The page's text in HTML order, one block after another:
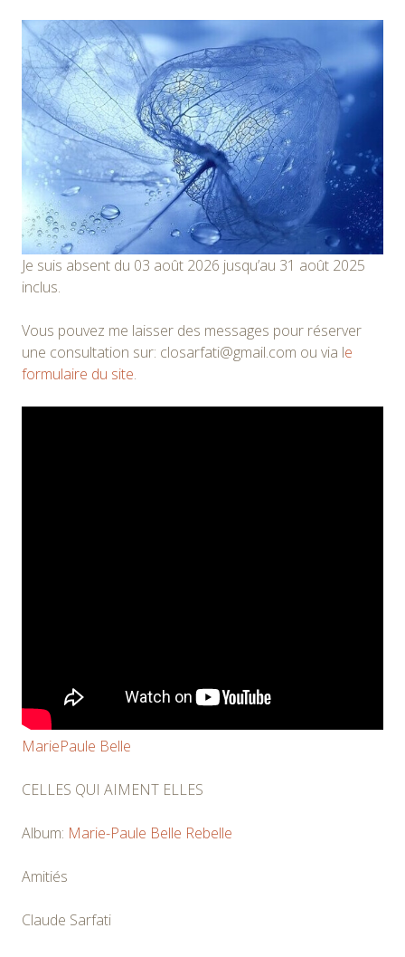
Je suis absent du 03 août 2026 jusqu’au 31 août 2025
inclus.
Vous pouvez me laisser des messages pour réserver
une consultation sur: closarfati@gmail.com ou via le
formulaire du site.
MariePaule Belle
CELLES QUI AIMENT ELLES
Album: Marie-Paule Belle Rebelle
Amitiés
Claude Sarfati